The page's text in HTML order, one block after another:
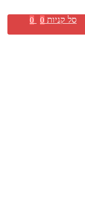
סל קניות 0
0